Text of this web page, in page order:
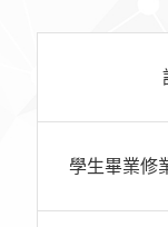
學生畢業修